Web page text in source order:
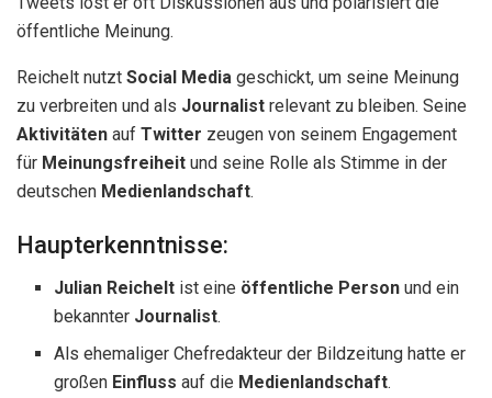
öffentliche Meinung.
Reichelt nutzt Social Media geschickt, um seine Meinung
zu verbreiten und als Journalist relevant zu bleiben. Seine
Aktivitäten auf Twitter zeugen von seinem Engagement
für Meinungsfreiheit und seine Rolle als Stimme in der
deutschen Medienlandschaft.
Haupterkenntnisse:
Julian Reichelt ist eine öffentliche Person und ein
bekannter Journalist.
Als ehemaliger Chefredakteur der Bildzeitung hatte er
großen Einfluss auf die Medienlandschaft.